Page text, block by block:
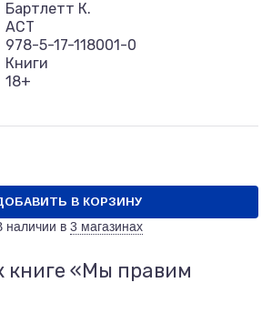
Бартлетт К.
АСТ
978-5-17-118001-0
Книги
18+
В КОРЗИНУ
наличии в 3 магазинах
книге «Мы правим